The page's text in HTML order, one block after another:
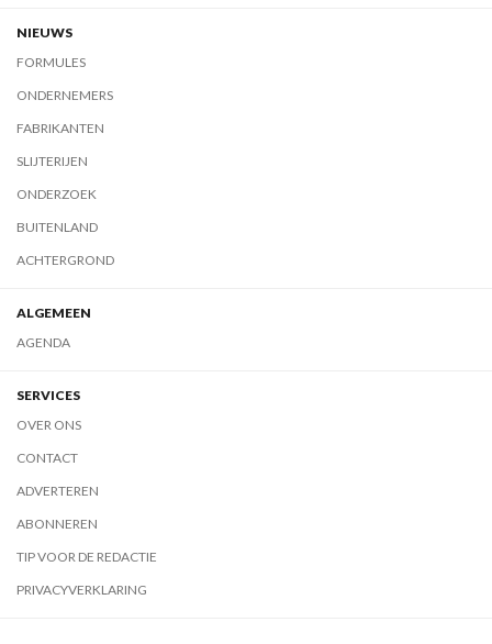
NIEUWS
FORMULES
ONDERNEMERS
FABRIKANTEN
SLIJTERIJEN
ONDERZOEK
BUITENLAND
ACHTERGROND
ALGEMEEN
AGENDA
SERVICES
OVER ONS
CONTACT
ADVERTEREN
ABONNEREN
TIP VOOR DE REDACTIE
PRIVACYVERKLARING